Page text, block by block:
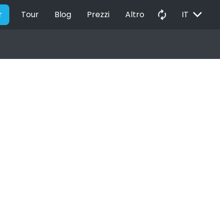
Tour Blog Prezzi Altro autorenew IT EXPAND_MORE